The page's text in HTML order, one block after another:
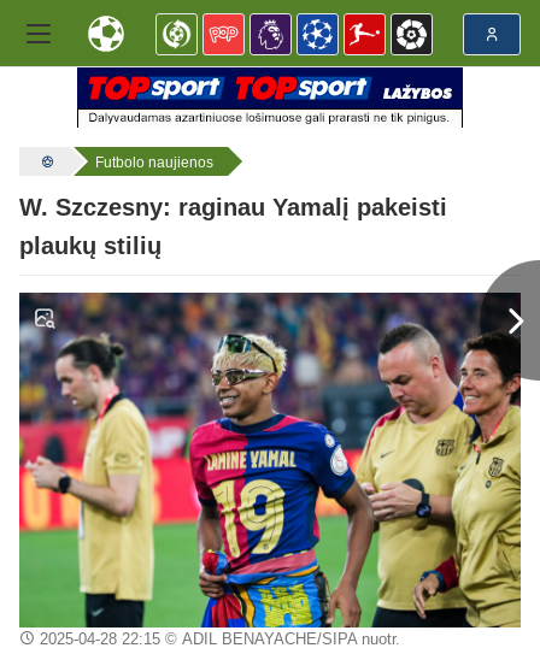
Futbolo naujienos
W. Szczesny: raginau Yamalį pakeisti
plaukų stilių
2025-04-28 22:15© ADIL BENAYACHE/SIPA nuotr.